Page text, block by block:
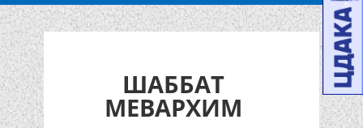
ШАББАТ
МЕВАРХИМ